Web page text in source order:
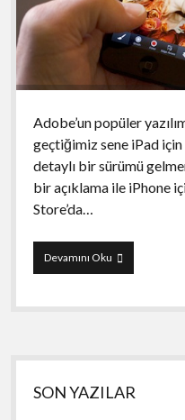
Adobe’un popüler
geçtiğimiz sene iPad için
detaylı bir sürümü
bir açıklama ile iPhone
Store’da…
Devamını OkuAdobe
Photoshop
Yan
Menü
SON YAZILAR